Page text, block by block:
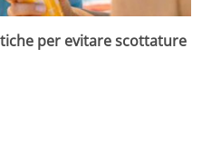
per evitare scottature